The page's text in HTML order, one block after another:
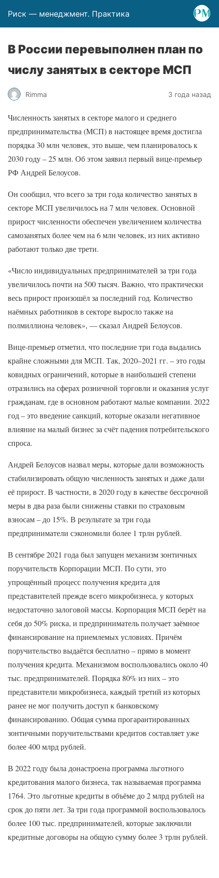
Риск — менеджмент. Практика
В России перевыполнен план по
числу занятых в секторе МСП
Rimma 3 года назад
Численность занятых в секторе малого и среднего
предпринимательства (МСП) в настоящее время достигла
порядка 30 млн человек, это выше, чем планировалось к
2030 году – 25 млн. Об этом заявил первый вице-премьер
РФ Андрей Белоусов.
Он сообщил, что всего за три года количество занятых в
секторе МСП увеличилось на 7 млн человек. Основной
прирост численности обеспечен увеличением количества
самозанятых более чем на 6 млн человек, из них активно
работают только две трети.
«Число индивидуальных предпринимателей за три года
увеличилось почти на 500 тысяч. Важно, что практически
весь прирост произошёл за последний год. Количество
наёмных работников в секторе выросло также на
полмиллиона человек», — сказал Андрей Белоусов.
Вице-премьер отметил, что последние три года выдались
крайне сложными для МСП. Так, 2020–2021 гг. – это годы
ковидных ограничений, которые в наибольшей степени
отразились на сферах розничной торговли и оказания услуг
гражданам, где в основном работают малые компании. 2022
год – это введение санкций, которые оказали негативное
влияние на малый бизнес за счёт падения потребительского
спроса.
Андрей Белоусов назвал меры, которые дали возможность
стабилизировать общую численность занятых и даже дали
её прирост. В частности, в 2020 году в качестве бессрочной
меры в два раза были снижены ставки по страховым
взносам – до 15%. В результате за три года
предприниматели сэкономили более 1 трлн рублей.
В сентябре 2021 года был запущен механизм зонтичных
поручительств Корпорации МСП. По сути, это
упрощённый процесс получения кредита для
представителей прежде всего микробизнеса, у которых
недостаточно залоговой массы. Корпорация МСП берёт на
себя до 50% риска, и предприниматель получает заёмное
финансирование на приемлемых условиях. Причём
поручительство выдаётся бесплатно – прямо в момент
получения кредита. Механизмом воспользовались около 40
тыс. предпринимателей. Порядка 80% из них – это
представители микробизнеса, каждый третий из которых
ранее не мог получить доступ к банковскому
финансированию. Общая сумма прогарантированных
зонтичными поручительствами кредитов составляет уже
более 400 млрд рублей.
В 2022 году была донастроена программа льготного
кредитования малого бизнеса, так называемая программа
1764. Это льготные кредиты в объёме до 2 млрд рублей на
срок до пяти лет. За три года программой воспользовалось
более 100 тыс. предпринимателей, которые заключили
кредитные договоры на общую сумму более 3 трлн рублей.